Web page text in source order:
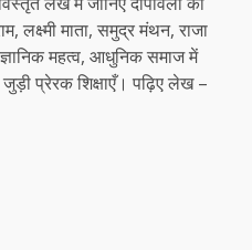
लक्ष्मी माता, समुद्र मंथन, राजा
महत्व, आधुनिक समाज में
प्रेरक शिक्षाएँ। पढ़िए लेख –